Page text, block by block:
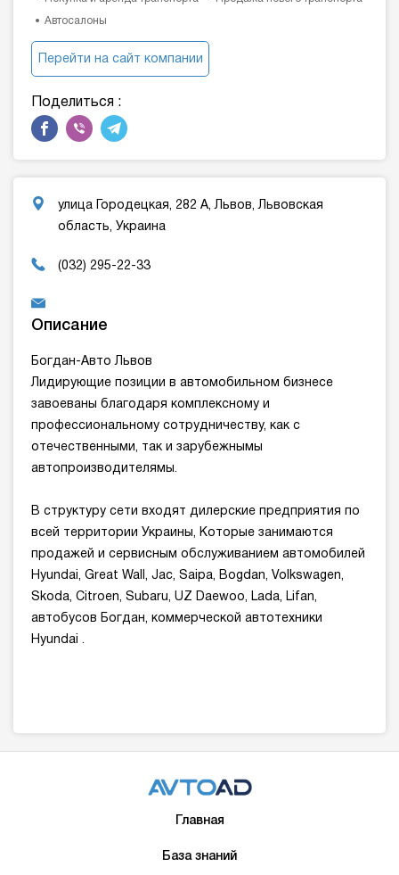
Автосалоны
Перейти на сайт компании
Поделиться :
улица Городецкая, 282 А, Львов, Львовская
область, Украина
(032) 295-22-33
Описание
Богдан-Авто Львов
Лидирующие позиции в автомобильном бизнесе
завоеваны благодаря комплексному и
профессиональному сотрудничеству, как с
отечественными, так и зарубежнымы
автопроизводителямы.
В структуру сети входят дилерские предприятия по
всей территории Украины, Которые занимаются
продажей и сервисным обслуживанием автомобилей
Hyundai, Great Wall, Jac, Saipa, Bogdan, Volkswagen,
Skoda, Citroen, Subaru, UZ Daewoo, Lada, Lifan,
автобусов Богдан, коммерческой автотехники
Hyundai .
Главная
База знаний